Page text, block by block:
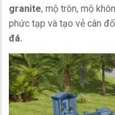
granite, mộ tròn, mộ
phức tạp và tạo vẻ cân
đá.